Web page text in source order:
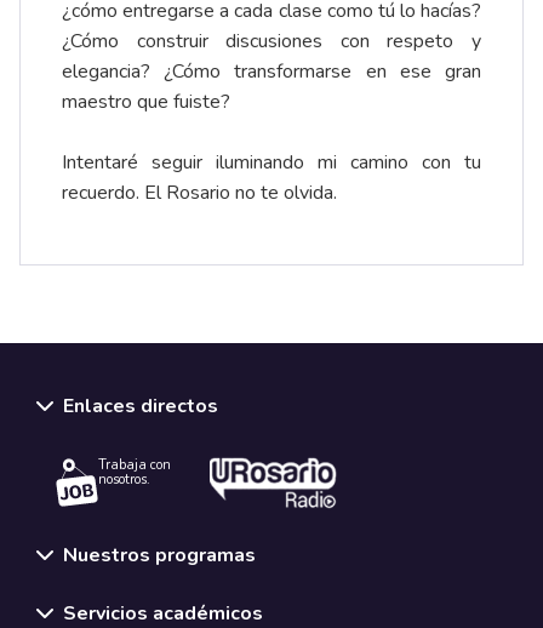
¿cómo entregarse a cada clase como tú lo hacías?
¿Cómo construir discusiones con respeto y
elegancia? ¿Cómo transformarse en ese gran
maestro que fuiste?
Intentaré seguir iluminando mi camino con tu
recuerdo. El Rosario no te olvida.
Enlaces directos
Trabaja con
nosotros.
Nuestros programas
Servicios académicos